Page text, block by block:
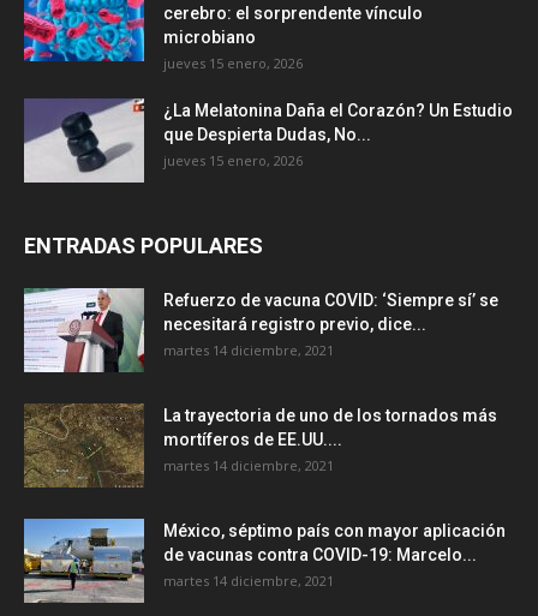
cerebro: el sorprendente vínculo
microbiano
jueves 15 enero, 2026
¿La Melatonina Daña el Corazón? Un Estudio
que Despierta Dudas, No...
jueves 15 enero, 2026
ENTRADAS POPULARES
Refuerzo de vacuna COVID: ‘Siempre sí’ se
necesitará registro previo, dice...
martes 14 diciembre, 2021
La trayectoria de uno de los tornados más
mortíferos de EE.UU....
martes 14 diciembre, 2021
México, séptimo país con mayor aplicación
de vacunas contra COVID-19: Marcelo...
martes 14 diciembre, 2021